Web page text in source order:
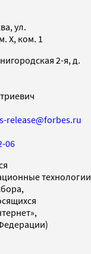
ул.
X, ком. 1
2-я, д.
release@forbes.ru
06
технологии